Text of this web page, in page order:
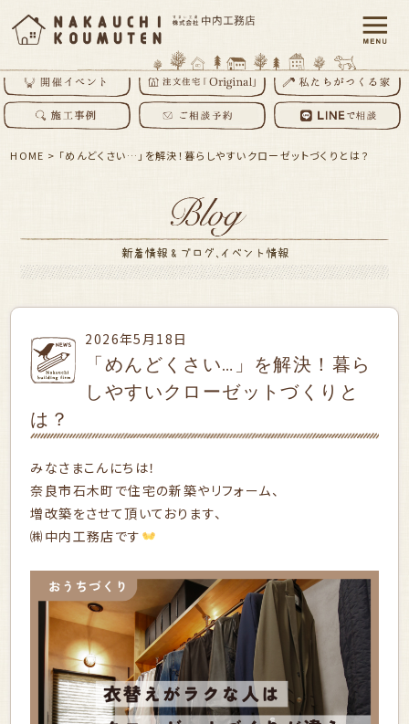
HOME > 「めんどくさい…」を解決！暮らしやすいクローゼットづくりとは？
2026年5月18日
「めんどくさい…」を解決！暮ら
しやすいクローゼットづくりと
は？
みなさまこんにちは！
奈良市石木町で住宅の新築やリフォーム、
増改築をさせて頂いております、
㈱中内工務店です